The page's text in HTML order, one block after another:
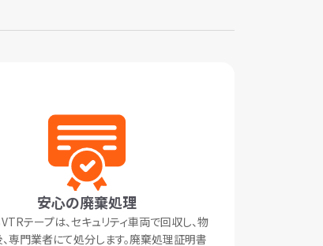
安心の廃棄処理
テープは、セキュリティ車両で回収し、物
専門業者にて処分します。廃棄処理証明書